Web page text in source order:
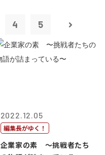
4 5
2022.12.05
編集長がゆく！
企業家の素 〜挑戦者たち